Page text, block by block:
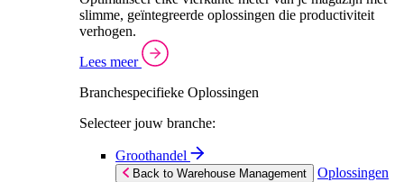
slimme, geïntegreerde oplossingen die productiviteit
verhogen.
Lees meer
Branchespecifieke Oplossingen
Selecteer jouw branche:
Groothandel
Back to Warehouse Management
Oplossingen